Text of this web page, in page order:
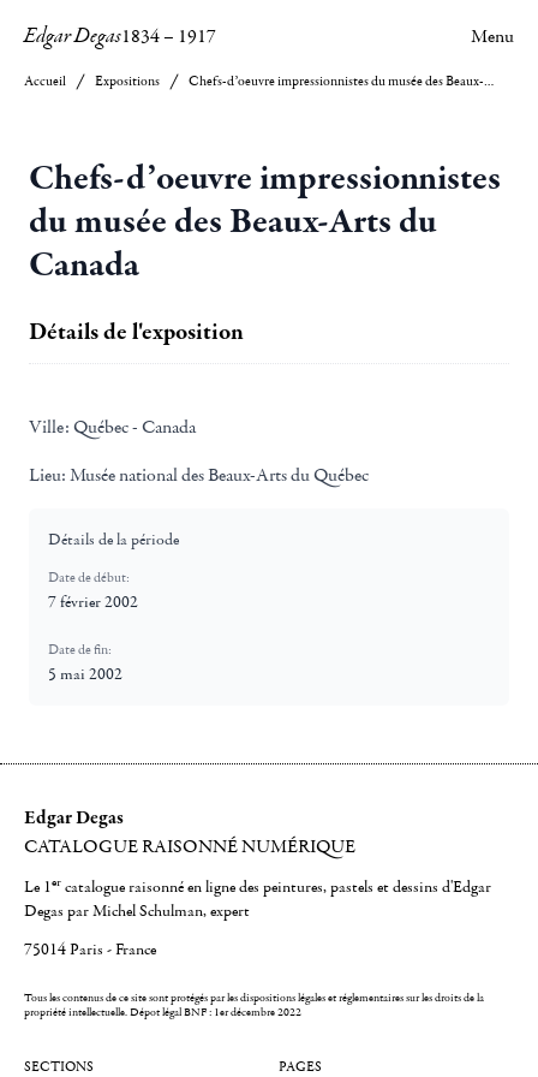
Edgar Degas1834– 1917 Menu
Accueil Expositions Chefs-d’oeuvre impressionnistes du musée des Beaux-Arts du Canada
Chefs-d’oeuvre impressionnistes
du musée des Beaux-Arts du
Canada
Détails de l'exposition
Ville: Québec - Canada
Lieu: Musée national des Beaux-Arts du Québec
Détails de la période
Date de début:
7 février 2002
Date de fin:
5 mai 2002
Edgar Degas
CATALOGUE RAISONNÉ NUMÉRIQUE
Le 1er catalogue raisonné en ligne des peintures, pastels et dessins d'Edgar
Degas par Michel Schulman, expert
75014 Paris - France
Tous les contenus de ce site sont protégés par les dispositions légales et réglementaires sur les droits de la
propriété intellectuelle.Dépot légal BNF : 1er décembre 2022
SECTIONS PAGES